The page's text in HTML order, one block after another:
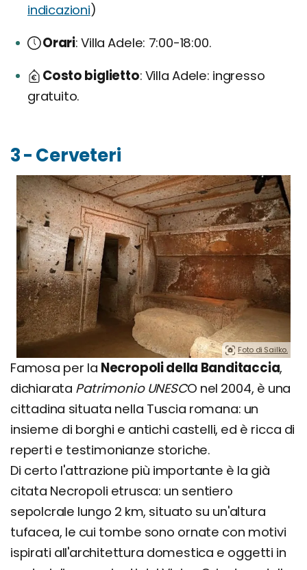
indicazioni)
Orari Villa Adele: 7:00-18:00.
Costo biglietto Villa Adele: ingresso
gratuito.
3 - Cerveteri
Foto di Sailko.
Famosa per la Necropoli della Banditaccia,
dichiarata Patrimonio UNESCO nel 2004, è una
cittadina situata nella Tuscia romana: un
insieme di borghi e antichi castelli, ed è ricca di
reperti e testimonianze storiche.
Di certo l'attrazione più importante è la già
citata Necropoli etrusca: un sentiero
sepolcrale lungo 2 km, situato su un'altura
tufacea, le cui tombe sono ornate con motivi
ispirati all'architettura domestica e oggetti in